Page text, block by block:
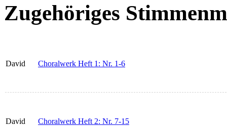
Zugehöriges
David Choralwerk Heft 1: Nr. 1-6
David Choralwerk Heft 2: Nr. 7-15